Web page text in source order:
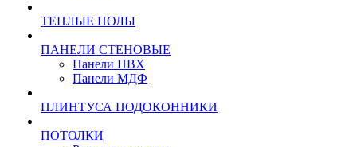
ТЕПЛЫЕ ПОЛЫ
ПАНЕЛИ СТЕНОВЫЕ
Панели ПВХ
Панели МДФ
ПЛИНТУСА ПОДОКОННИКИ
ПОТОЛКИ